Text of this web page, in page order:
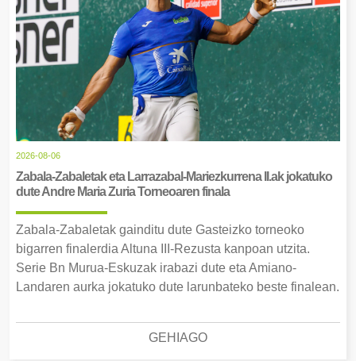
2026-08-06
Zabala-Zabaletak eta Larrazabal-Mariezkurrena II.ak jokatuko
dute Andre Maria Zuria Torneoaren finala
Zabala-Zabaletak gainditu dute Gasteizko torneoko
bigarren finalerdia Altuna III-Rezusta kanpoan utzita.
Serie Bn Murua-Eskuzak irabazi dute eta Amiano-
Landaren aurka jokatuko dute larunbateko beste finalean.
GEHIAGO